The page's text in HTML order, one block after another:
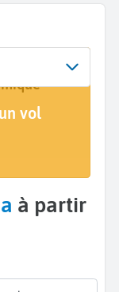
vol
à partir